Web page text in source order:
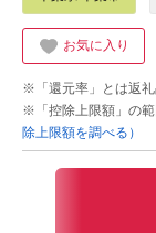
お気に入り
※「還元率」とは返
※「控除上限額」の
除上限額を調べる）